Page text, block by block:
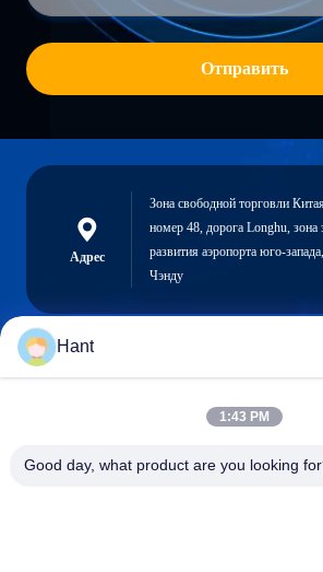
Отправить
Адрес
Зона свободной торговли
номер 48, дорога Longhu, зона
развития аэропорта юго-
Чэнду
Hant
1:43 PM
Good day, what product are you looking